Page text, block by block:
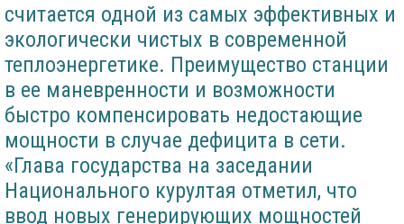
считается одной из самых эффективных и
экологически чистых в современной
теплоэнергетике. Преимущество станции
в ее маневренности и возможности
быстро компенсировать недостающие
мощности в случае дефицита в сети.
«Глава государства на заседании
Национального курултая отметил, что
ввод новых генерирующих мощностей